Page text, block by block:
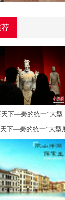
天下—秦的统一”大型
下—秦的统一”大型